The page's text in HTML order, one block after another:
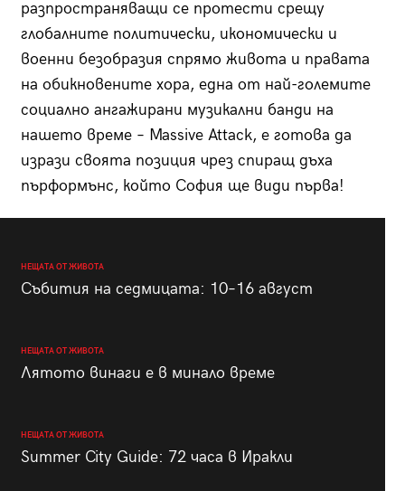
разпространяващи се протести срещу
глобалните политически, икономически и
военни безобразия спрямо живота и правата
на обикновените хора, една от най-големите
социално ангажирани музикални банди на
нашето време – Massive Attack, е готова да
изрази своята позиция чрез спиращ дъха
пърформънс, който София ще види първа!
НЕЩАТА ОТ ЖИВОТА
Събития на седмицата: 10–16 август
НЕЩАТА ОТ ЖИВОТА
Лятото винаги е в минало време
НЕЩАТА ОТ ЖИВОТА
Summer City Guide: 72 часа в Иракли